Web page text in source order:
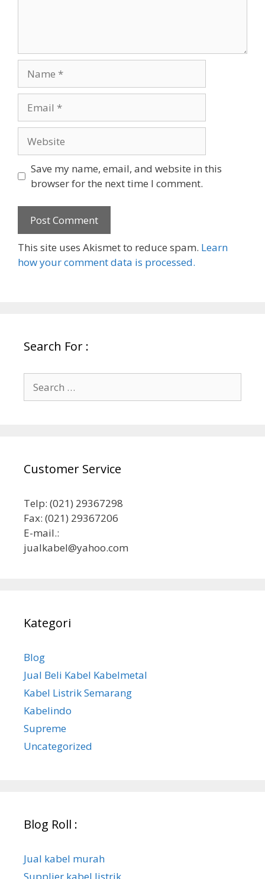
Save my name, email, and website in this
browser for the next time I comment.
This site uses Akismet to reduce spam. Learn
how your comment data is processed.
Search For :
for:
Customer Service
Telp: (021) 29367298
Fax: (021) 29367206
E-mail.:
jualkabel@yahoo.com
Kategori
Blog
Jual Beli Kabel Kabelmetal
Kabel Listrik Semarang
Kabelindo
Supreme
Uncategorized
Blog Roll :
Jual kabel murah